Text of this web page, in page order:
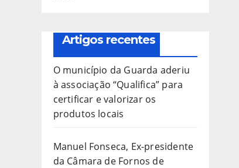
Artigos recentes
O município da Guarda aderiu
à associação “Qualifica” para
certificar e valorizar os
produtos locais
Manuel Fonseca, Ex-presidente
da Câmara de Fornos de